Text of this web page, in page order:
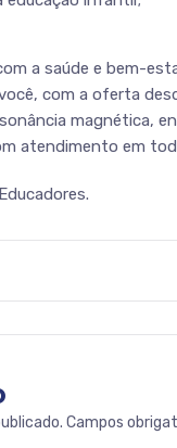
a saúde e bem-
com a oferta
magnética,
atendimento em
Campos